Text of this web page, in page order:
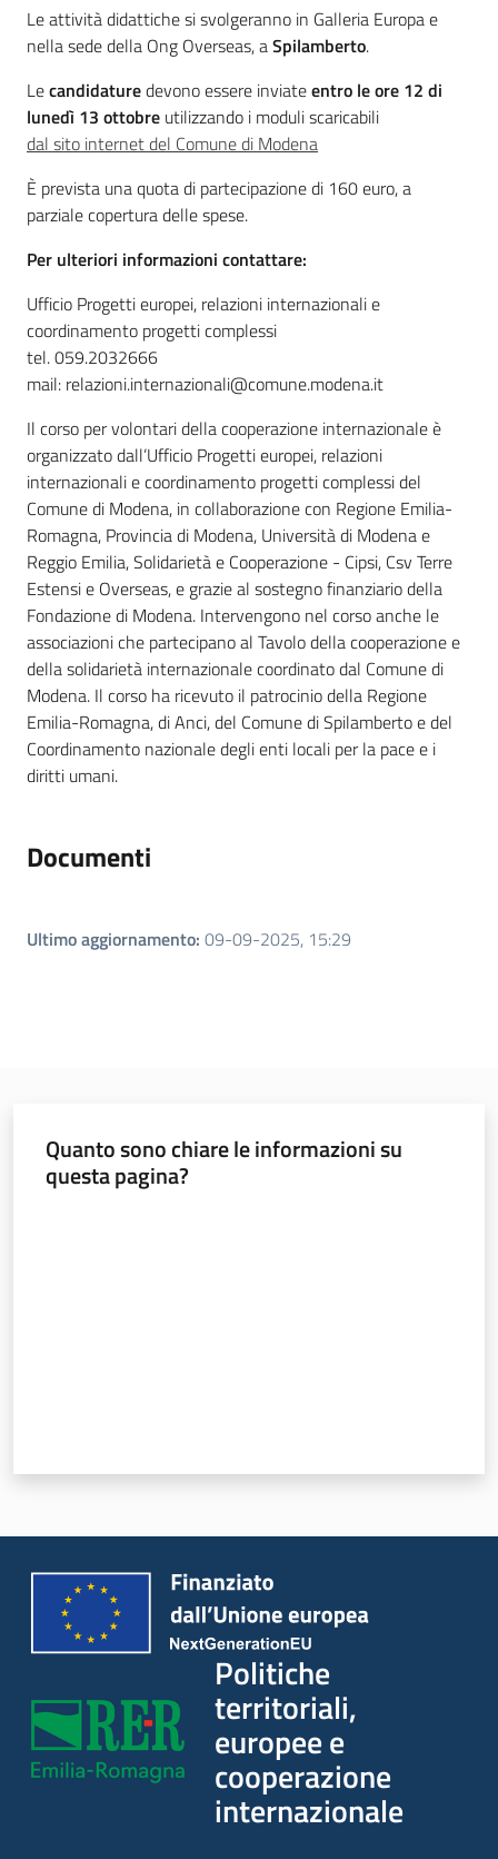
Le attività didattiche si svolgeranno in Galleria Europa e
nella sede della Ong Overseas, aSpilamberto.
Lecandidaturedevono essere inviateentro le ore 12 di
lunedì 13 ottobre utilizzando i moduli scaricabili
dal sito internet del Comune di Modena
È prevista una quota di partecipazione di 160 euro, a
parziale copertura delle spese.
Per ulteriori informazioni contattare:
Ufficio Progetti europei, relazioni internazionali e
coordinamento progetti complessi
tel. 059.2032666
mail: relazioni.internazionali@comune.modena.it
Il corso per volontari della cooperazione internazionale è
organizzato dall’Ufficio Progetti europei, relazioni
internazionali e coordinamento progetti complessi del
Comune di Modena, in collaborazione con Regione Emilia-
Romagna, Provincia di Modena, Università di Modena e
Reggio Emilia, Solidarietà e Cooperazione - Cipsi, Csv Terre
Estensi e Overseas, e grazie al sostegno finanziario della
Fondazione di Modena. Intervengono nel corso anche le
associazioni che partecipano al Tavolo della cooperazione e
della solidarietà internazionale coordinato dal Comune di
Modena. Il corso ha ricevuto il patrocinio della Regione
Emilia-Romagna, di Anci, del Comune di Spilamberto e del
Coordinamento nazionale degli enti locali per la pace e i
diritti umani.
Documenti
Ultimo aggiornamento: 09-09-2025, 15:29
Quanto sono chiare le informazioni su
questa pagina?
Politiche
territoriali,
europee e
cooperazione
internazionale